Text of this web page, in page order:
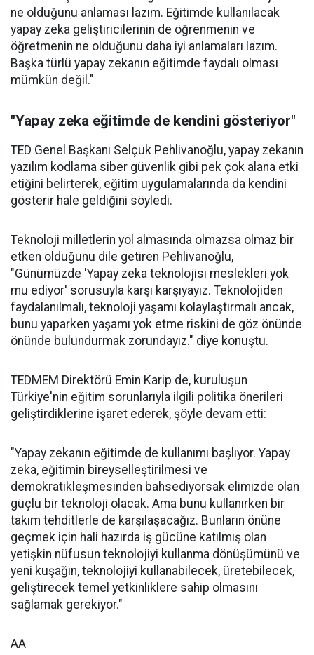
ne olduğunu anlaması lazım. Eğitimde kullanılacak
yapay zeka geliştiricilerinin de öğrenmenin ve
öğretmenin ne olduğunu daha iyi anlamaları lazım.
Başka türlü yapay zekanın eğitimde faydalı olması
mümkün değil."
"Yapay zeka eğitimde de kendini gösteriyor"
TED Genel Başkanı Selçuk Pehlivanoğlu, yapay zekanın
yazılım kodlama siber güvenlik gibi pek çok alana etki
etiğini belirterek, eğitim uygulamalarında da kendini
gösterir hale geldiğini söyledi.
Teknoloji milletlerin yol almasında olmazsa olmaz bir
etken olduğunu dile getiren Pehlivanoğlu,
"Günümüzde 'Yapay zeka teknolojisi meslekleri yok
mu ediyor' sorusuyla karşı karşıyayız. Teknolojiden
faydalanılmalı, teknoloji yaşamı kolaylaştırmalı ancak,
bunu yaparken yaşamı yok etme riskini de göz önünde
önünde bulundurmak zorundayız." diye konuştu.
TEDMEM Direktörü Emin Karip de, kuruluşun
Türkiye'nin eğitim sorunlarıyla ilgili politika önerileri
geliştirdiklerine işaret ederek, şöyle devam etti:
"Yapay zekanın eğitimde de kullanımı başlıyor. Yapay
zeka, eğitimin bireyselleştirilmesi ve
demokratikleşmesinden bahsediyorsak elimizde olan
güçlü bir teknoloji olacak. Ama bunu kullanırken bir
takım tehditlerle de karşılaşacağız. Bunların önüne
geçmek için hali hazırda iş gücüne katılmış olan
yetişkin nüfusun teknolojiyi kullanma dönüşümünü ve
yeni kuşağın, teknolojiyi kullanabilecek, üretebilecek,
geliştirecek temel yetkinliklere sahip olmasını
sağlamak gerekiyor."
AA